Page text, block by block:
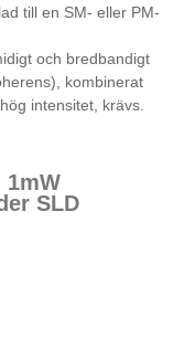
till en SM- eller PM-
och bredbandigt
kombinerat
intensitet, krävs.
1mW
SLD